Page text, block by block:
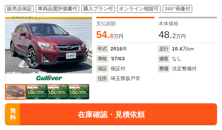
販売店保証 車両品質評価書付 購入プラン付 オンライン相談可 360°画像付
支払総額
54.8万円
本体価格
48.2万円
年式 2016年 走行 10.4万km
車検
'27/03 修復
なし
保証
保証付 整備
法定整備付
住所
埼玉県坂戸市
無
料
在庫確認・見積依頼